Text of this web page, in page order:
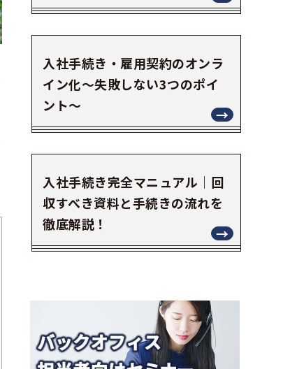
入社手続き・雇用契約のオンラ
イン化～失敗しない3つのポイ
ント～
入社手続き完全マニュアル｜回
収すべき資料と手続きの流れを
徹底解説！